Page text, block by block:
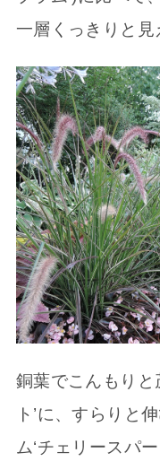
一層くっきりと見
銅葉でこんもりと
ト’に、すらりと
ム‘チェリースパ